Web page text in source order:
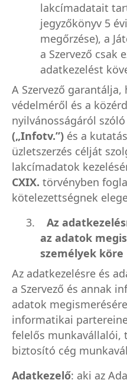
lakcímadatait
jegyzőkönyv 5
megőrzése), a
a Szervező csak
adatkezelést
A Szervező
védelméről és a
nyilvánosságáról szóló
(„Infotv.”) és a
üzletszerzés célját
lakcímadatok
CXIX. törvényben
kötelezettségnek
3. Az
az adatok
személyek köre
Az adatkezelésre és
a Szervező és annak
adatok
informatikai
felelős munkavállalói,
biztosító cég
Adatkezelő: aki az